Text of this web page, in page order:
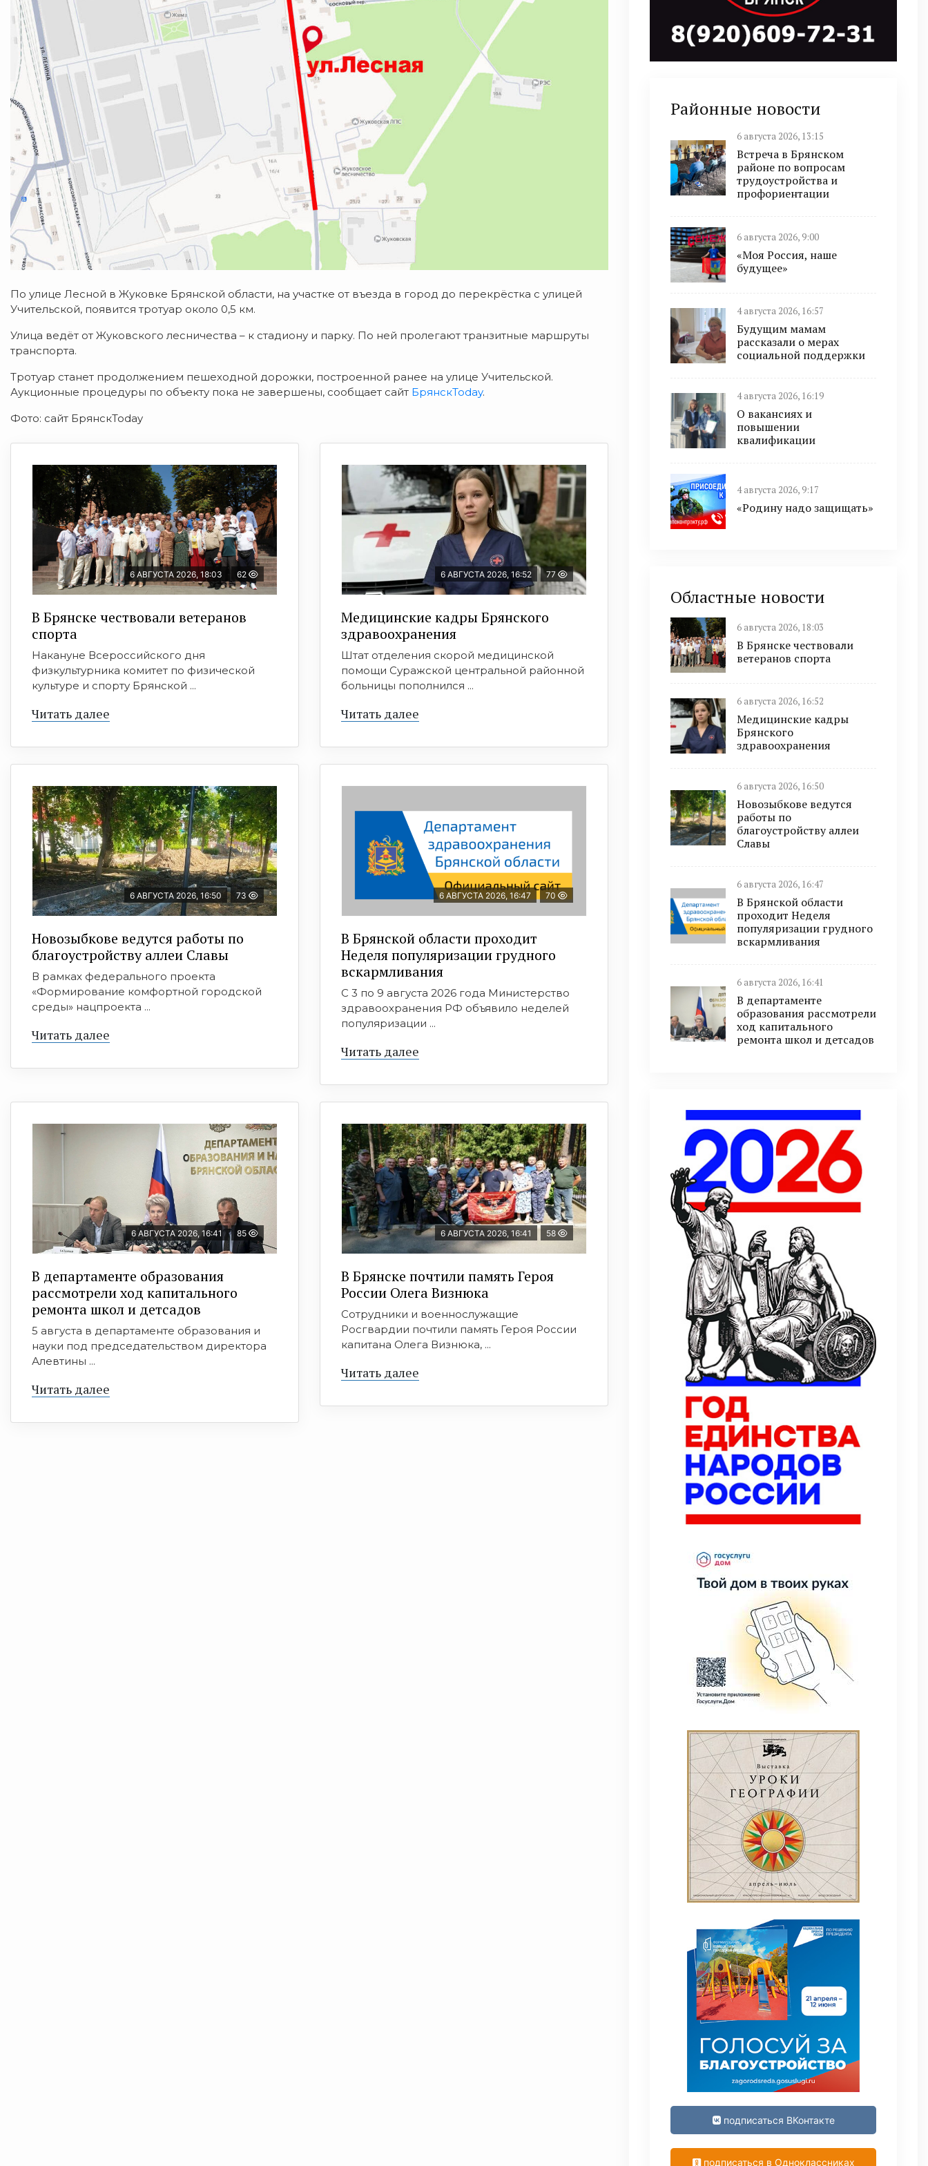
По улице Лесной в Жуковке Брянской области, на участке от въезда в город до перекрёстка с улицей
Учительской, появится тротуар около 0,5 км.
Улица ведёт от Жуковского лесничества – к стадиону и парку. По ней пролегают транзитные маршруты
транспорта.
Тротуар станет продолжением пешеходной дорожки, построенной ранее на улице Учительской.
Аукционные процедуры по объекту пока не завершены, сообщает сайт БрянскToday.
Фото: сайт БрянскToday
6 АВГУСТА 2026, 18:03 62
В Брянске чествовали ветеранов
спорта
Накануне Всероссийского дня
физкультурника комитет по физической
культуре и спорту Брянской ...
Читать далее
6 АВГУСТА 2026, 16:52 77
Медицинские кадры Брянского
здравоохранения
Штат отделения скорой медицинской
помощи Суражской центральной районной
больницы пополнился ...
Читать далее
6 АВГУСТА 2026, 16:50 73
Новозыбкове ведутся работы по
благоустройству аллеи Славы
В рамках федерального проекта
«Формирование комфортной городской
среды» нацпроекта ...
Читать далее
6 АВГУСТА 2026, 16:47 70
В Брянской области проходит
Неделя популяризации грудного
вскармливания
С 3 по 9 августа 2026 года Министерство
здравоохранения РФ объявило неделей
популяризации ...
Читать далее
6 АВГУСТА 2026, 16:41 85
В департаменте образования
рассмотрели ход капитального
ремонта школ и детсадов
5 августа в департаменте образования и
науки под председательством директора
Алевтины ...
Читать далее
6 АВГУСТА 2026, 16:41 58
В Брянске почтили память Героя
России Олега Визнюка
Сотрудники и военнослужащие
Росгвардии почтили память Героя России
капитана Олега Визнюка, ...
Читать далее
Районные новости
6 августа 2026, 13:15
Встреча в Брянском
районе по вопросам
трудоустройства и
профориентации
6 августа 2026, 9:00
«Моя Россия, наше
будущее»
4 августа 2026, 16:57
Будущим мамам
рассказали о мерах
социальной поддержки
4 августа 2026, 16:19
О вакансиях и
повышении
квалификации
4 августа 2026, 9:17
«Родину надо защищать»
Областные новости
6 августа 2026, 18:03
В Брянске чествовали
ветеранов спорта
6 августа 2026, 16:52
Медицинские кадры
Брянского
здравоохранения
6 августа 2026, 16:50
Новозыбкове ведутся
работы по
благоустройству аллеи
Славы
6 августа 2026, 16:47
В Брянской области
проходит Неделя
популяризации грудного
вскармливания
6 августа 2026, 16:41
В департаменте
образования рассмотрели
ход капитального
ремонта школ и детсадов
подписаться ВКонтакте
подписаться в Одноклассниках